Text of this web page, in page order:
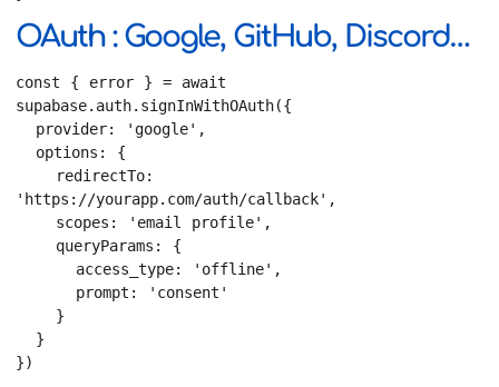
OAuth : Google, GitHub, Discord…
const { error } = await
supabase.auth.signInWithOAuth({
'https://yourapp.com/auth/callback',
})